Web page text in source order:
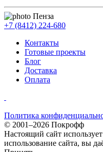
Пенза
+7 (8412) 224-680
Контакты
Готовые проекты
Блог
Доставка
Оплата
Политика
© 2001–2026 Покрофф
Настоящий сайт
использование сайта, вы